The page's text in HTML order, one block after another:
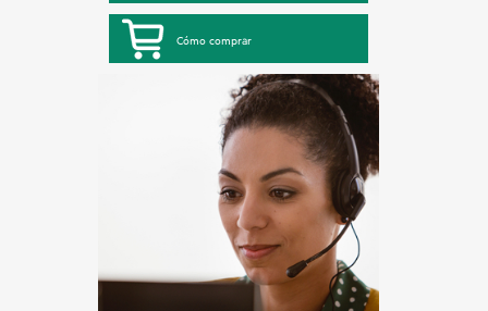
Cómo comprar